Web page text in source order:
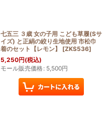
七五三 ３歳 女の子用 こども草履(Sサ
イズ) と正絹の絞り生地使用 市松巾
着のセット【レモン】
[ZKS536]
5,250円(税込)
モール販売価格: 5,500円